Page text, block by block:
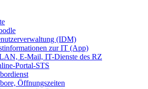
(IDM)
zur IT (App)
E-Mail, IT-Dienste des RZ
Portal-STS
Öffnungszeiten